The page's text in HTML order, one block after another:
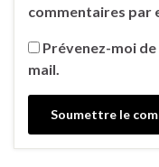
commentaires par
Prévenez-moi
mail.